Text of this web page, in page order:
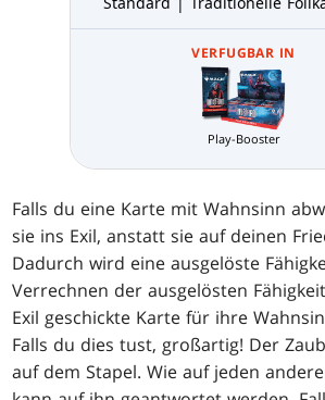
VERFUGBAR IN
Play-Booster
Falls du eine Karte mit Wahnsinn
sie ins Exil, anstatt sie auf deinen
Dadurch wird eine ausgelöste
Verrechnen der ausgelösten
Exil geschickte Karte für ihre
Falls du dies tust, großartig! Der
auf dem Stapel. Wie auf jeden